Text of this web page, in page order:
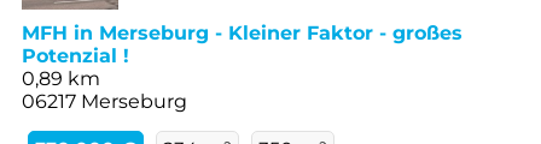
MFH in Merseburg - Kleiner Faktor - großes
Potenzial !
0,89 km
06217 Merseburg